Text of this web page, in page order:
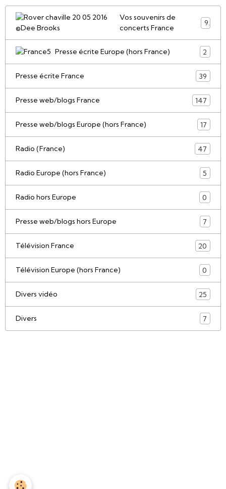
Vos souvenirs de
concerts France
9
Presse écrite Europe (hors France) 2
Presse écrite France 39
Presse web/blogs France 147
Presse web/blogs Europe (hors France) 17
Radio (France) 47
Radio Europe (hors France) 5
Radio hors Europe 0
Presse web/blogs hors Europe 7
Télévision France 20
Télévision Europe (hors France) 0
Divers vidéo 25
Divers 7